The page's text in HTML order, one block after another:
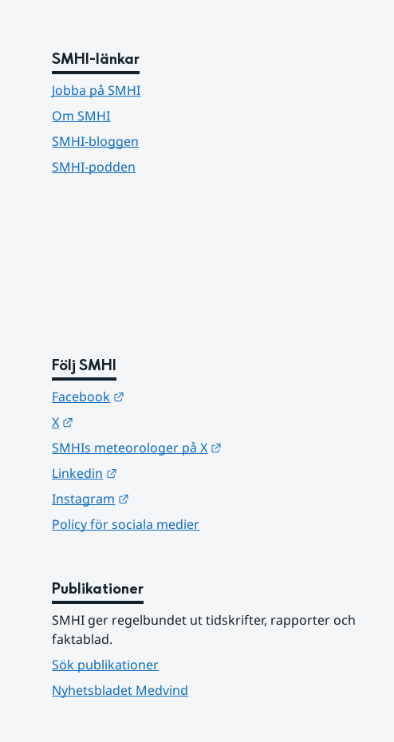
SMHI-länkar
Jobba på SMHI
Om SMHI
SMHI-bloggen
SMHI-podden
Följ SMHI
Facebook
X
SMHIs meteorologer på X
Linkedin
Instagram
Policy för sociala medier
Publikationer
SMHI ger regelbundet ut tidskrifter, rapporter och
faktablad.
Sök publikationer
Nyhetsbladet Medvind